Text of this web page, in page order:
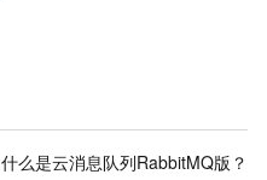
什么是云消息队列RabbitMQ版？